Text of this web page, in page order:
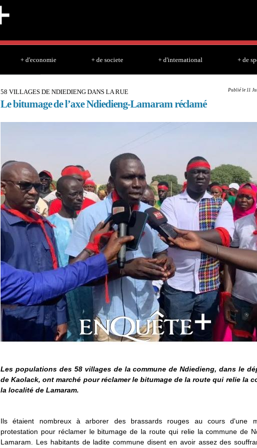
+ d'economie + de societe + d'international + de
Publié le 11
58 VILLAGES DE NDIEDIENG DANS LA RUE
Le bitumage de l’axe Ndiedieng-Lamaram réclamé
Les populations des 58 villages de la commune de Ndiedieng, dans le
de Kaolack, ont marché pour réclamer le bitumage de la route qui relie la
la localité de Lamaram.
Ils étaient nombreux à arborer des brassards rouges au cours d'une
protestation pour réclamer le bitumage de la route qui relie la commune de
Lamaram. Les habitants de ladite commune disent en avoir assez des